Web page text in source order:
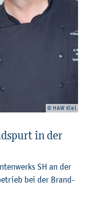
© HAW Kiel
in der
SH an der
bei der Brand­